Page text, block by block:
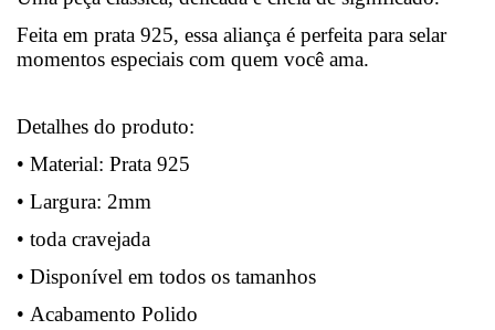
Feita em prata 925, essa aliança é perfeita para selar
momentos especiais com quem você ama.
Detalhes do produto:
• Material: Prata 925
• Largura: 2mm
• toda cravejada
• Disponível em todos os tamanhos
• Acabamento Polido